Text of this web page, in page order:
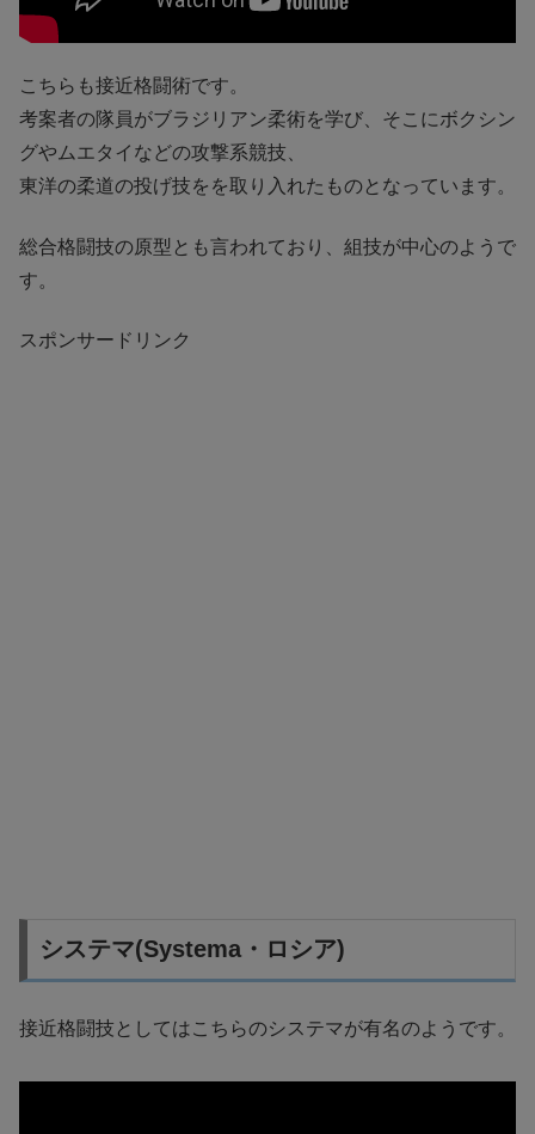
こちらも接近格闘術です。
考案者の隊員がブラジリアン柔術を学び、そこにボクシン
グやムエタイなどの攻撃系競技、
東洋の柔道の投げ技をを取り入れたものとなっています。
総合格闘技の原型とも言われており、組技が中心のようで
す。
スポンサードリンク
システマ(Systema・ロシア)
接近格闘技としてはこちらのシステマが有名のようです。